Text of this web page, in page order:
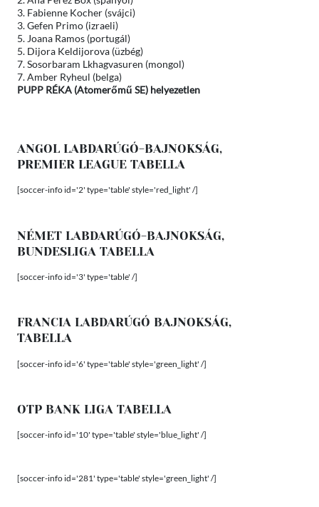
3. Fabienne Kocher (svájci)
3. Gefen Primo (izraeli)
5. Joana Ramos (portugál)
5. Dijora Keldijorova (üzbég)
7. Sosorbaram Lkhagvasuren (mongol)
7. Amber Ryheul (belga)
PUPP RÉKA (Atomerőmű SE) helyezetlen
ANGOL LABDARÚGÓ-BAJNOKSÁG,
PREMIER LEAGUE TABELLA
[soccer-info id='2' type='table' style='red_light' /]
NÉMET LABDARÚGÓ-BAJNOKSÁG,
BUNDESLIGA TABELLA
[soccer-info id='3' type='table' /]
FRANCIA LABDARÚGÓ BAJNOKSÁG,
TABELLA
[soccer-info id='6' type='table' style='green_light' /]
OTP BANK LIGA TABELLA
[soccer-info id='10' type='table' style='blue_light' /]
[soccer-info id='281' type='table' style='green_light' /]